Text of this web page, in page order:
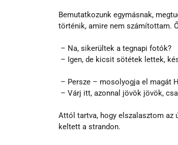
Bemutatkozunk egymásnak,
történik, amire nem számítottam.
– Na, sikerültek a tegnapi fotók?
– Igen, de kicsit sötétek lettek,
– Persze – mosolyogja el magát
– Várj itt, azonnal jövök jövök,
Attól tartva, hogy elszalasztom az
keltett a strandon.